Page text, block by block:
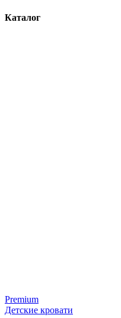
Каталог
Premium
Детские кровати